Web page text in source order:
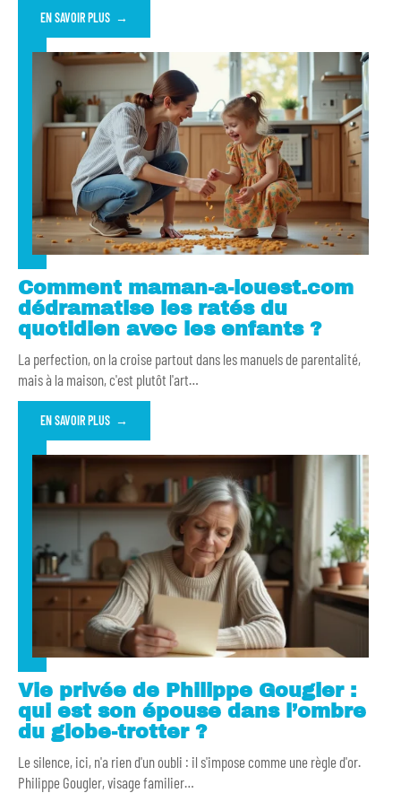
EN SAVOIR PLUS
Comment maman-a-louest.com
dédramatise les ratés du
quotidien avec les enfants ?
La perfection, on la croise partout dans les manuels de parentalité,
mais à la maison, c'est plutôt l'art…
EN SAVOIR PLUS
Vie privée de Philippe Gougler :
qui est son épouse dans l’ombre
du globe-trotter ?
Le silence, ici, n'a rien d'un oubli : il s'impose comme une règle d'or.
Philippe Gougler, visage familier…